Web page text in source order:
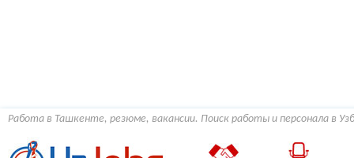
Работа в Ташкенте, резюме, вакансии. Поиск работы и персонала в